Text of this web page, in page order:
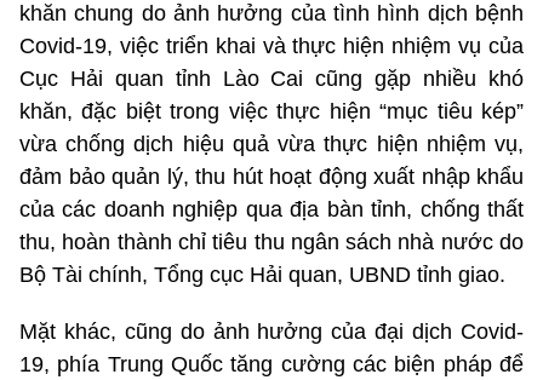
khăn chung do ảnh hưởng của tình hình dịch bệnh
Covid-19, việc triển khai và thực hiện nhiệm vụ của
Cục Hải quan tỉnh Lào Cai cũng gặp nhiều khó
khăn, đặc biệt trong việc thực hiện “mục tiêu kép”
vừa chống dịch hiệu quả vừa thực hiện nhiệm vụ,
đảm bảo quản lý, thu hút hoạt động xuất nhập khẩu
của các doanh nghiệp qua địa bàn tỉnh, chống thất
thu, hoàn thành chỉ tiêu thu ngân sách nhà nước do
Bộ Tài chính, Tổng cục Hải quan, UBND tỉnh giao.
Mặt khác, cũng do ảnh hưởng của đại dịch Covid-
19, phía Trung Quốc tăng cường các biện pháp để